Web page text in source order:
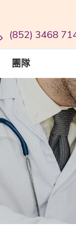
(852) 3468
團隊